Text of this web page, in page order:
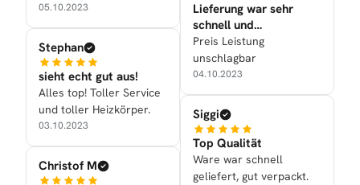
05.10.2023
Stephan
sieht echt gut aus!
Alles top! Toller Service
und toller Heizkörper.
03.10.2023
Christof M
Lieferung war sehr
schnell und
Verarbeitung war gut
Preis Leistung
unschlagbar
04.10.2023
Siggi
Top Qualität
Ware war schnell
geliefert, gut verpackt.